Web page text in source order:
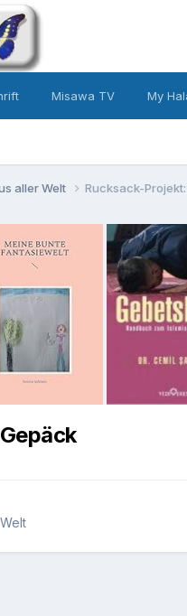
Misawa TV My
aller Welt Rucksack-